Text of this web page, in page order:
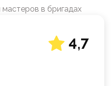
в бригадах
4,7